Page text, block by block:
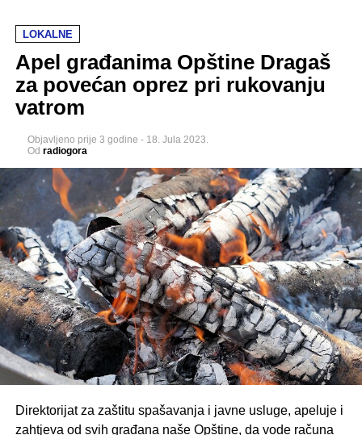
LOKALNE
Apel građanima Opštine Dragaš
za povećan oprez pri rukovanju
vatrom
Objavljeno prije 3 godine - 18. Jula 2023.
Od radiogora
Direktorijat za zaštitu spašavanja i javne usluge, ареlujе i
zahtjeva od svih građana našе Opštine, da vode računa